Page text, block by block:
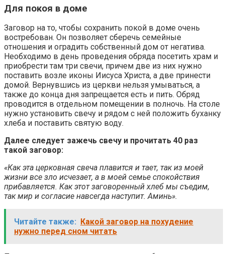
Для покоя в доме
Заговор на то, чтобы сохранить покой в доме очень
востребован. Он позволяет сберечь семейные
отношения и оградить собственный дом от негатива.
Необходимо в день проведения обряда посетить храм и
приобрести там три свечи, причем две из них нужно
поставить возле иконы Иисуса Христа, а две принести
домой. Вернувшись из церкви нельзя умываться, а
также до конца дня запрещается есть и пить. Обряд
проводится в отдельном помещении в полночь. На столе
нужно установить свечу и рядом с ней положить буханку
хлеба и поставить святую воду.
Далее следует зажечь свечу и прочитать 40 раз
такой заговор:
«Как эта церковная свеча плавится и тает, так из моей
жизни все зло исчезает, а в моей семье спокойствия
прибавляется. Как этот заговоренный хлеб мы съедим,
так мир и согласие навсегда наступит. Аминь».
Читайте также:
Какой заговор на похудение
нужно перед сном читать